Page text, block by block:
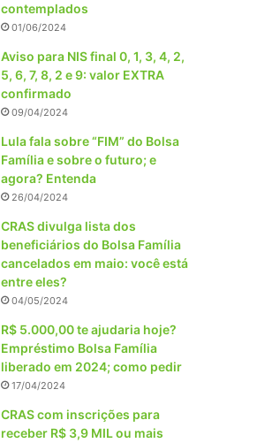
contemplados
01/06/2024
Aviso para NIS final 0, 1, 3, 4, 2,
5, 6, 7, 8, 2 e 9: valor EXTRA
confirmado
09/04/2024
Lula fala sobre “FIM” do Bolsa
Família e sobre o futuro; e
agora? Entenda
26/04/2024
CRAS divulga lista dos
beneficiários do Bolsa Família
cancelados em maio: você está
entre eles?
04/05/2024
R$ 5.000,00 te ajudaria hoje?
Empréstimo Bolsa Família
liberado em 2024; como pedir
17/04/2024
CRAS com inscrições para
receber R$ 3,9 MIL ou mais